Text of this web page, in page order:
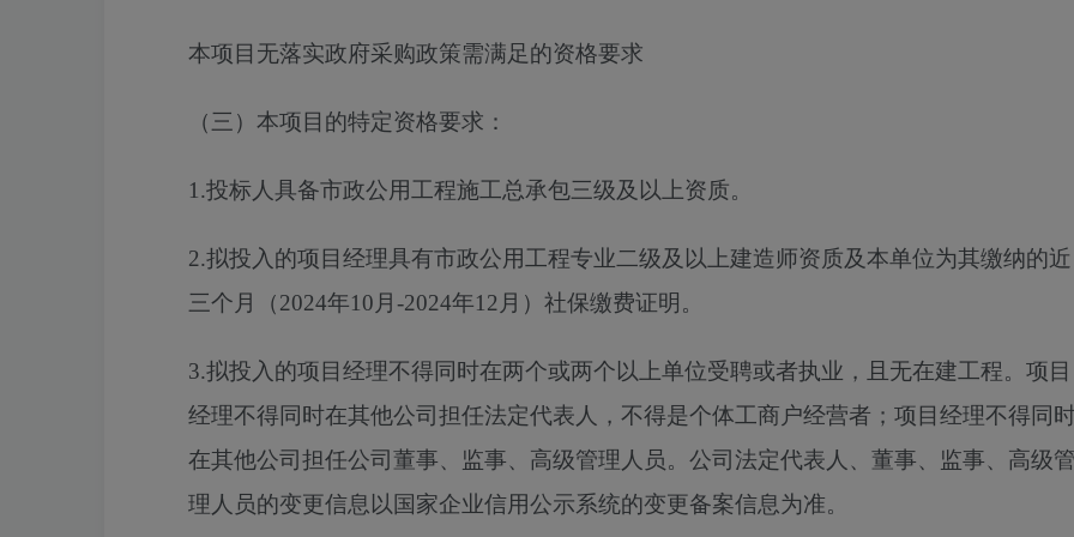
本项目无落实政府采购政策需满足的资格要求
（三）本项目的特定资格要求：
1.投标人具备市政公用工程施工总承包三级及以上资质。
2.拟投入的项目经理具有市政公用工程专业二级及以上建造师资质及本单位为其缴纳的近
三个月（2024年10月-2024年12月）社保缴费证明。
3.拟投入的项目经理不得同时在两个或两个以上单位受聘或者执业，且无在建工程。项目
经理不得同时在其他公司担任法定代表人，不得是个体工商户经营者；项目经理不得同
在其他公司担任公司董事、监事、高级管理人员。公司法定代表人、董事、监事、高级
理人员的变更信息以国家企业信用公示系统的变更备案信息为准。